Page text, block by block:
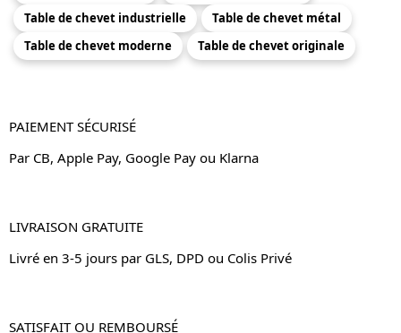
Table de chevet industrielle
Table de chevet métal
Table de chevet moderne
Table de chevet originale
PAIEMENT SÉCURISÉ
Par CB, Apple Pay, Google Pay ou Klarna
LIVRAISON GRATUITE
Livré en 3-5 jours par GLS, DPD ou Colis Privé
SATISFAIT OU REMBOURSÉ